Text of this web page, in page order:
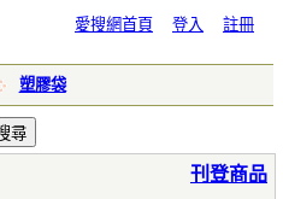
愛搜網首頁 登入 註冊
塑膠袋
刊登商品